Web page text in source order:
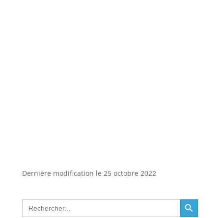
Dernière modification le 25 octobre 2022
Search
for:
Search Button